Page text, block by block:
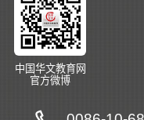
中国华文教育网
官方微博